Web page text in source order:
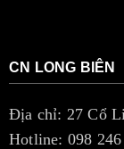
CN LONG BIÊN
Địa chỉ: 27 Cổ
Hotline: 098